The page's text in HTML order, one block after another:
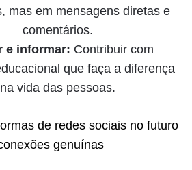
mas em mensagens diretas e
comentários.
e informar: Contribuir com
que faça a diferença
na vida das pessoas.
de redes sociais no futuro
genuínas